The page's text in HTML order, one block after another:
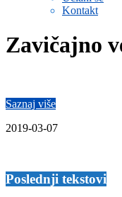
Kontakt
Zavičajno
Saznaj više
2019-03-07
Poslednji tekstovi